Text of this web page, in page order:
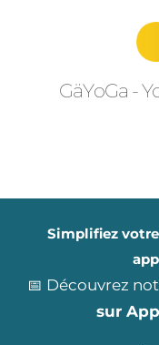
GäYoGa -
Simplifiez
📅 Découvrez
sur